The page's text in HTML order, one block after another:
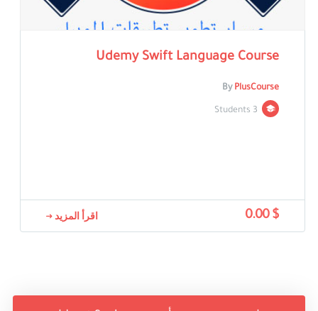
Udemy Swift Language Course
By PlusCourse
3 Students
$ 0.00 اقرأ المزيد